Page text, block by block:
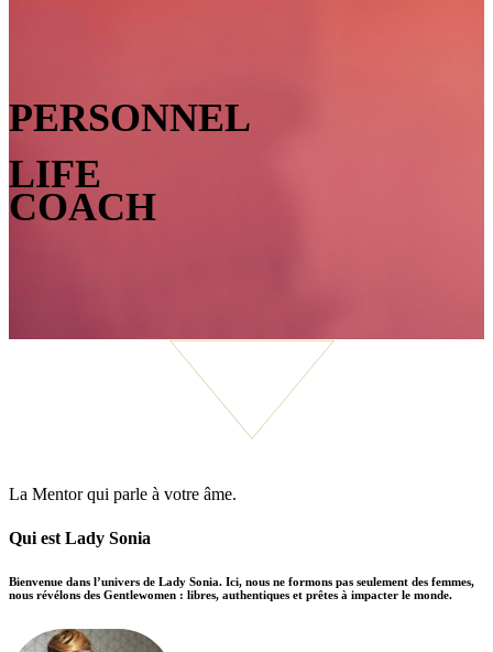
PERSONNEL
LIFE
COACH
La Mentor qui parle à votre âme.
Qui est Lady Sonia
Bienvenue dans l’univers de Lady Sonia. Ici, nous ne formons pas seulement des femmes,
nous révélons des Gentlewomen : libres, authentiques et prêtes à impacter le monde.